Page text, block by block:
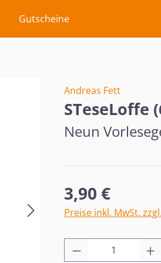
Gutscheine
Andreas Fett
STeseLoffe
Neun
Regulärer Preis:
3,90 €
Preise inkl. MwSt.
Produkt